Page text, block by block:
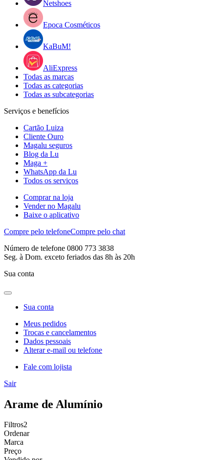
Netshoes
Epoca Cosméticos
KaBuM!
AliExpress
Todas as marcas
Todas as categorias
Todas as subcategorias
Serviços e benefícios
Cartão Luiza
Cliente Ouro
Magalu seguros
Blog da Lu
Maga +
WhatsApp da Lu
Todos os serviços
Comprar na loja
Vender no Magalu
Baixe o aplicativo
Compre pelo telefoneCompre pelo chat
Número de telefone 0800 773 3838
Seg. à Dom. exceto feriados das 8h às 20h
Sua conta
Sua conta
Meus pedidos
Trocas e cancelamentos
Dados pessoais
Alterar e-mail ou telefone
Fale com lojista
Sair
Arame de Alumínio
Filtros2
Ordenar
Marca
Preço